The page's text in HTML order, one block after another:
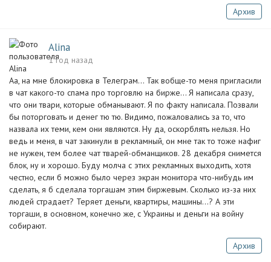
Архив
Alina
1 год назад
Аа, на мне блокировка в Телеграм... Так вобще-то меня пригласили
в чат какого-то спама про торговлю на бирже... Я написала сразу,
что они твари, которые обманывают. Я по факту написала. Позвали
бы поторговать и денег тю тю. Видимо, пожаловались за то, что
назвала их теми, кем они являются. Ну да, оскорблять нельзя. Но
ведь и меня, в чат закинули в рекламный, он мне так то тоже нафиг
не нужен, тем более чат тварей-обманщиков. 28 декабря снимется
блок, ну и хорошо. Буду молча с этих рекламных выходить, хотя
честно, если б можно было через экран монитора что-нибудь им
сделать, я б сделала торгашам этим биржевым. Сколько из-за них
людей страдает? Теряет деньги, квартиры, машины...? А эти
торгаши, в основном, конечно же, с Украины и деньги на войну
собирают.
Архив